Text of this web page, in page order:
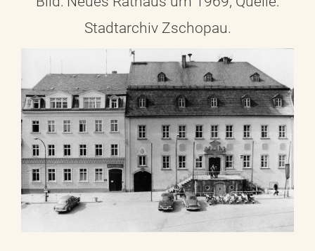
Stadtarchiv Zschopau.